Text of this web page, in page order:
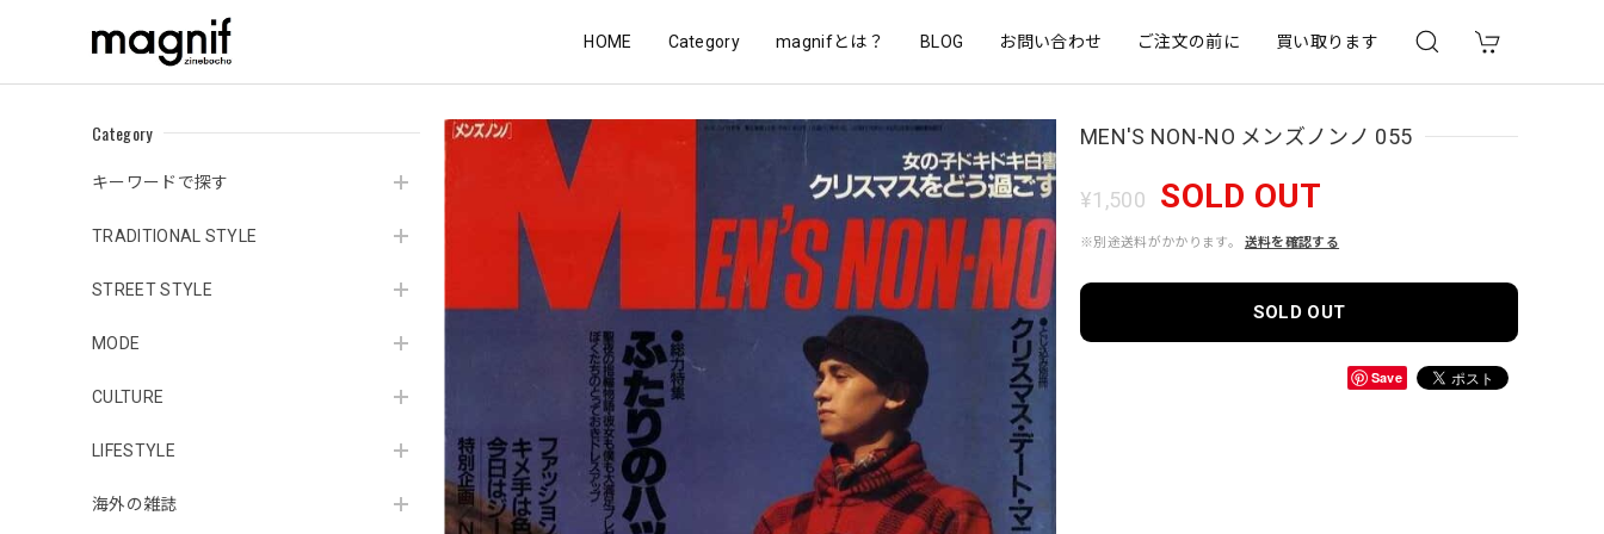
HOME Category magnifとは？ BLOG お問い合わせ ご注文の前に 買い取ります
Category
キーワードで探す
TRADITIONAL STYLE
STREET STYLE
MODE
CULTURE
LIFESTYLE
海外の雑誌
MEN'S NON-NO メンズノンノ 055
¥1,500 SOLD OUT
※別途送料がかかります。 送料を確認する
SOLD OUT
Save